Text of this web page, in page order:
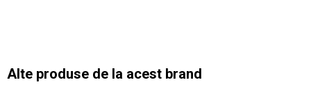
Alte produse de la acest brand